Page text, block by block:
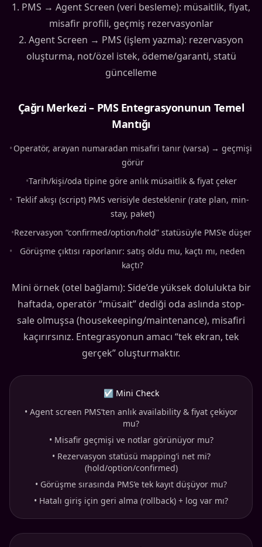
1. PMS → Agent Screen (veri besleme): müsaitlik, fiyat,
misafir profili, geçmiş rezervasyonlar
2. Agent Screen → PMS (işlem yazma): rezervasyon
oluşturma, not/özel istek, ödeme/garanti, statü
güncelleme
Çağrı Merkezi – PMS Entegrasyonunun Temel
Mantığı
• Operatör, arayan numaradan misafiri tanır (varsa) → geçmişi
görür
•Tarih/kişi/oda tipine göre anlık müsaitlik & fiyat çeker
• Teklif akışı (script) PMS verisiyle desteklenir (rate plan, min-
stay, paket)
•Rezervasyon “confirmed/option/hold” statüsüyle PMS’e düşer
•
Görüşme çıktısı raporlanır: satış oldu mu, kaçtı mı, neden
kaçtı?
Mini örnek (otel bağlamı): Side’de yüksek dolulukta bir
haftada, operatör “müsait” dediği oda aslında stop-
sale olmuşsa (housekeeping/maintenance), misafiri
kaçırırsınız. Entegrasyonun amacı “tek ekran, tek
gerçek” oluşturmaktır.
☑ Mini Check
• Agent screen PMS’ten anlık availability & fiyat çekiyor
mu?
• Misafir geçmişi ve notlar görünüyor mu?
• Rezervasyon statüsü mapping’i net mi?
(hold/option/confirmed)
• Görüşme sırasında PMS’e tek kayıt düşüyor mu?
• Hatalı giriş için geri alma (rollback) + log var mı?